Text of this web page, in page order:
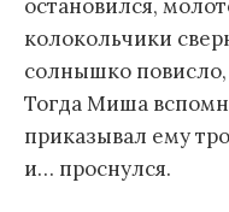
остановился,
колокольчики
солнышко
Тогда Миша
приказывал ему
и… проснулся.